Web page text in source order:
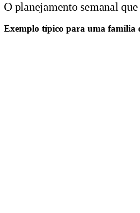
O planejamento semanal
Exemplo típico para uma família